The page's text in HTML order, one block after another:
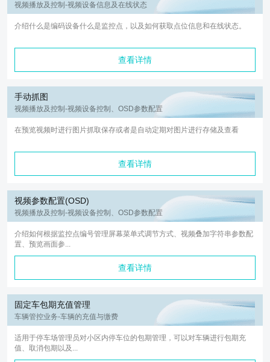
视频播放及控制-视频设备信息及在线状态
介绍什么是编码设备什么是监控点，以及如何获取点位信息和在线状态。
查看详情
手动抓图
视频播放及控制-视频设备控制、OSD参数配置
在预览视频时进行图片抓取保存或者是自动定期对图片进行存储及查看
查看详情
视频参数配置(OSD)
视频播放及控制-视频设备控制、OSD参数配置
介绍如何根据监控点编号管理屏幕菜单式调节方式、视频叠加字符串参数配
置、预览画面参...
查看详情
固定车包期充值管理
车辆管控业务-车辆的充值与缴费
适用于停车场管理员对小区内停车位的包期管理，可以对车辆进行包期充
值、取消包期以及...